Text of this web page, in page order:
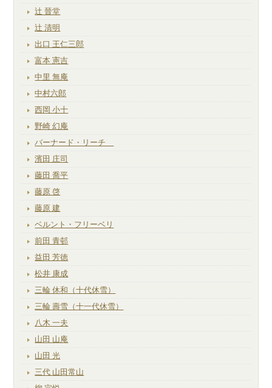
辻 晉堂
辻 清明
出口 王仁三郎
富本 憲吉
中里 無庵
中村六郎
西岡 小十
野崎 幻庵
バーナード・リーチ
濱田 庄司
藤田 喬平
藤原 啓
藤原 建
ベルント・フリーベリ
前田 青邨
益田 芳徳
松井 康成
三輪 休和（十代休雪）
三輪 壽雪（十一代休雪）
八木 一夫
山田 山庵
山田 光
三代 山田常山